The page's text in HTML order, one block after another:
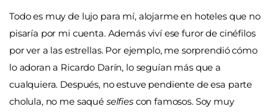
Todo es muy de lujo para mí, alojarme en hoteles que no
pisaría por mi cuenta. Además viví ese furor de cinéfilos
por ver a las estrellas. Por ejemplo, me sorprendió cómo
lo adoran a Ricardo Darín, lo seguían más que a
cualquiera. Después, no estuve pendiente de esa parte
cholula, no me saqué selfiescon famosos. Soy muy